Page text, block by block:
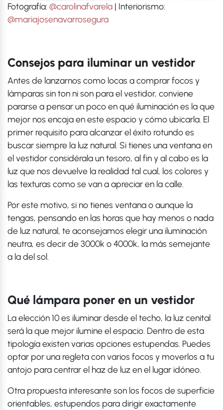
Fotografía: @carolinafvarela | Interiorismo:
@mariajosenavarrosegura
Consejos para iluminar un vestidor
Antes de lanzarnos como locas a comprar focos y
lámparas sin ton ni son para el vestidor, conviene
pararse a pensar un poco en qué iluminación es la que
mejor nos encaja en este espacio y cómo ubicarla. El
primer requisito para alcanzar el éxito rotundo es
buscar siempre la luz natural. Si tienes una ventana en
el vestidor considérala un tesoro, al fin y al cabo es la
luz que nos devuelve la realidad tal cual, los colores y
las texturas como se van a apreciar en la calle.
Por este motivo, si no tienes ventana o aunque la
tengas, pensando en las horas que hay menos o nada
de luz natural, te aconsejamos elegir una iluminación
neutra, es decir de 3000k o 4000k, la más semejante
a la del sol.
Qué lámpara poner en un vestidor
La elección 10 es iluminar desde el techo, la luz cenital
será la que mejor ilumine el espacio. Dentro de esta
tipología existen varias opciones estupendas. Puedes
optar por una regleta con varios focos y moverlos a tu
antojo para centrar el haz de luz en el lugar idóneo.
Otra propuesta interesante son los focos de superficie
orientables, estupendos para dirigir exactamente